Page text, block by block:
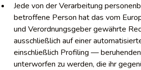
Jede von der Verarbeitung
betroffene Person hat das vom
und Verordnungsgeber gewährte
ausschließlich auf einer
einschließlich Profiling —
unterworfen zu werden, die ihr